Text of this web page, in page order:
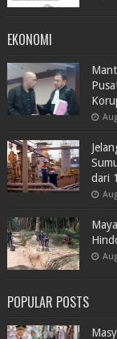
EKONOMI
dari
POPULAR POSTS